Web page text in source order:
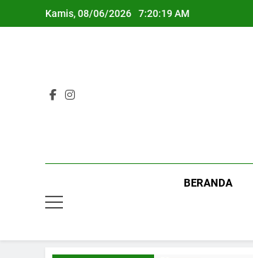
to
Kamis, 08/06/2026 7:20:20 AM
BERANDA